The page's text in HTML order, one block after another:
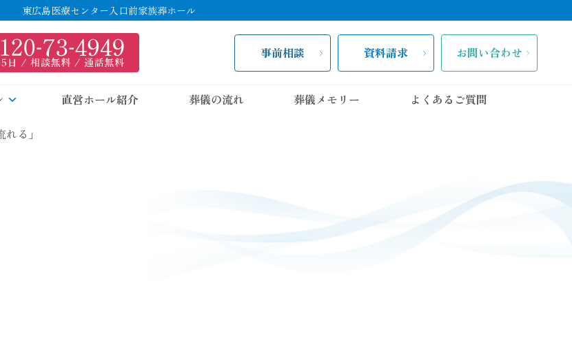
東広島医療センター入口前家族葬ホール
事前相談 資料請求 お問い合わせ
直営ホール紹介 葬儀の流れ 葬儀メモリー よくあるご質問
る」